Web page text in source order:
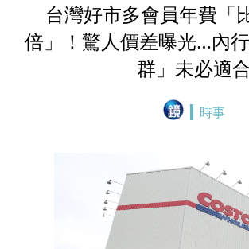
台灣好市多會員年費「
倍」！驚人價差曝光…內
群」未必適
時事